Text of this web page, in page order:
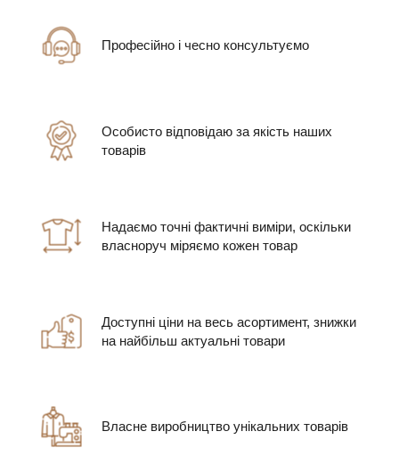
Професійно і чесно консультуємо
Особисто відповідаю за якість наших
товарів
Надаємо точні фактичні виміри, оскільки
власноруч міряємо кожен товар
Доступні ціни на весь асортимент, знижки
на найбільш актуальні товари
Власне виробництво унікальних товарів